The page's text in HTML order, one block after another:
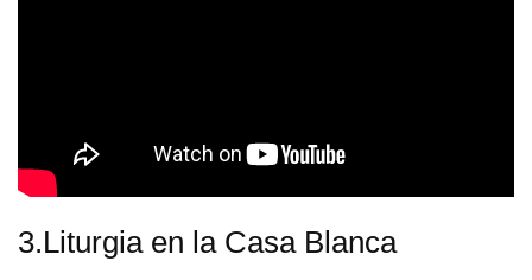
3.Liturgia en la Casa Blanca